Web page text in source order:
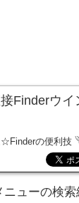
Finderウ
☆Finderの便利技
ニューの検